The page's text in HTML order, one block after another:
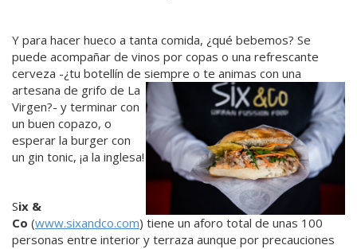
Y para hacer hueco a tanta comida, ¿qué bebemos? Se
puede acompañar de vinos por copas o una refrescante
cerveza -¿tu botellín de siempre o te animas con una
artesana de grifo de La
Virgen?- y terminar con
un buen copazo, o
esperar la burger con
un gin tonic, ¡a la inglesa!
Six &
Co (www.sixandco.com) tiene un aforo total de unas 100
personas entre interior y terraza aunque por precauciones